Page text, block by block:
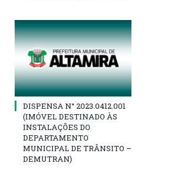
DISPENSA N° 2023.0412.001
(IMÓVEL DESTINADO ÀS
INSTALAÇÕES DO
DEPARTAMENTO
MUNICIPAL DE TRÂNSITO –
DEMUTRAN)